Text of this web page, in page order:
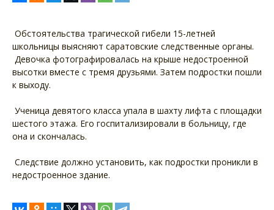
Обстоятельства трагической гибели 15-летней
школьницы выясняют саратовские следственные органы.
Девочка фотографировалась на крыше недостроенной
высотки вместе с тремя друзьями. Затем подростки пошли
к выходу.
Ученица девятого класса упала в шахту лифта с площадки
шестого этажа. Его госпитализировали в больницу, где
она и скончалась.
Следствие должно установить, как подростки проникли в
недостроенное здание.